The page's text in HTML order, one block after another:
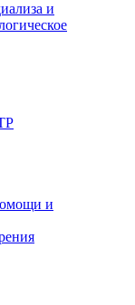
и
и